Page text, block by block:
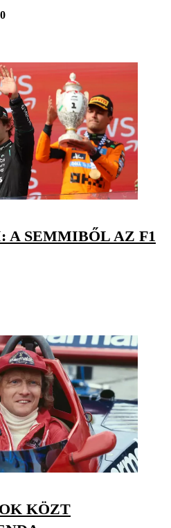
SEMMIBŐL AZ F1
KÖZT